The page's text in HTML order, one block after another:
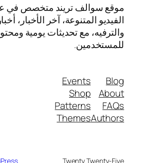
موقع سوالف تريند متخصص في
الفيديو المتنوعة، آخر الأخبار،
والترفيه، مع تحديثات يومية
للمستخدمين.
Blog
About
FAQs
Authors
Events
Shop
Patterns
Themes
Twenty Twenty-Five